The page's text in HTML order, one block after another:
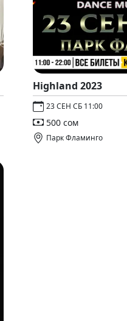
Highland 2023
23 СЕН СБ 11:00
500 сом
Парк Фламинго